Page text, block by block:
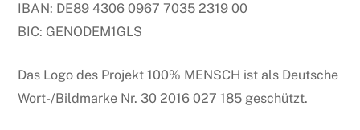
IBAN: DE89 4306 0967 7035 2319 00
BIC: GENODEM1GLS
Das Logo des Projekt 100% MENSCH ist als Deutsche
Wort-/Bildmarke Nr. 30 2016 027 185 geschützt.